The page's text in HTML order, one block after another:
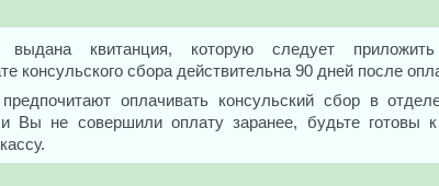
квитанция, которую следует
консульского сбора действительна 90 дней после
оплачивать консульский сбор в
Вы не совершили оплату заранее, будьте готовы